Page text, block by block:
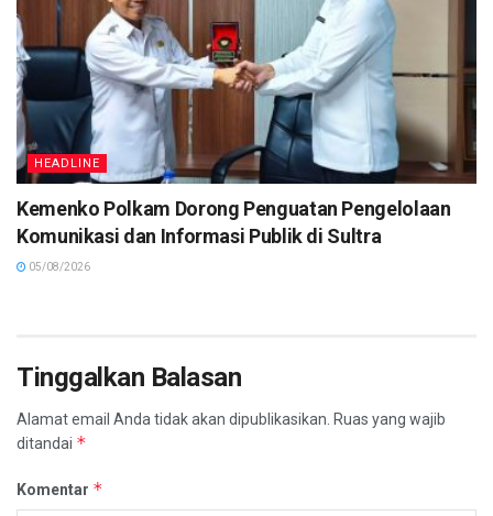
HEADLINE
Kemenko Polkam Dorong Penguatan Pengelolaan
Komunikasi dan Informasi Publik di Sultra
05/08/2026
Tinggalkan Balasan
Alamat email Anda tidak akan dipublikasikan. Ruas yang wajib
ditandai *
Komentar *